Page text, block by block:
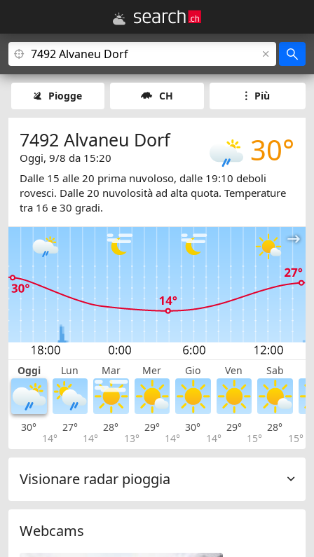
Piogge CH Più
30°
7492 Alvaneu Dorf
Oggi, 9/8 da 15:20
Dalle 15 alle 20 prima nuvoloso, dalle 19:10 deboli
rovesci. Dalle 20 nuvolosità ad alta quota. Temperature
tra 16 e 30 gradi.
Oggi Lun Mar Mer Gio Ven Sab
30°
14°
27°
14°
28°
13°
29°
14°
30°
14°
29°
15°
28°
15°
Visionare radar pioggia
Webcams